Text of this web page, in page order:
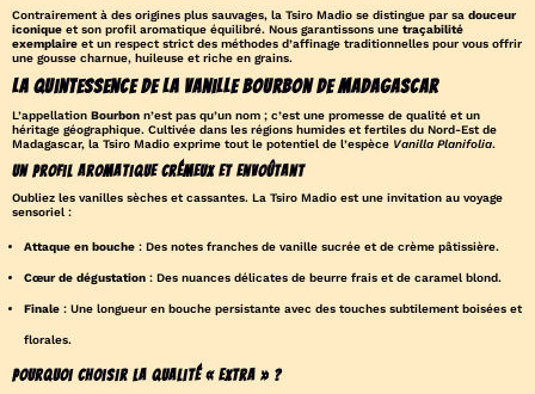
Contrairement à des origines plus sauvages, la Tsiro Madio se distingue par sa douceur
iconique et son profil aromatique équilibré. Nous garantissons une traçabilité
exemplaire et un respect strict des méthodes d’affinage traditionnelles pour vous offrir
une gousse charnue, huileuse et riche en grains.
La quintessence de la Vanille Bourbon de Madagascar
L’appellation Bourbon n’est pas qu’un nom ; c’est une promesse de qualité et un
héritage géographique. Cultivée dans les régions humides et fertiles du Nord-Est de
Madagascar, la Tsiro Madio exprime tout le potentiel de l’espèce Vanilla Planifolia.
Un profil aromatique crémeux et envoûtant
Oubliez les vanilles sèches et cassantes. La Tsiro Madio est une invitation au voyage
sensoriel :
Attaque en bouche : Des notes franches de vanille sucrée et de crème pâtissière.
Cœur de dégustation : Des nuances délicates de beurre frais et de caramel blond.
Finale : Une longueur en bouche persistante avec des touches subtilement boisées et
florales.
Pourquoi choisir la qualité « Extra » ?